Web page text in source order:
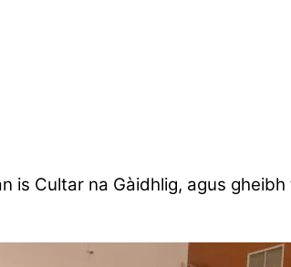
is Cultar na Gàidhlig, agus